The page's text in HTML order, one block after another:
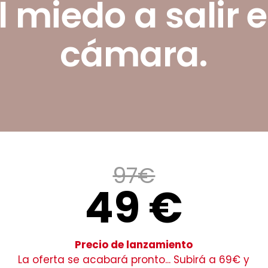
miedo a salir
cámara.
97€
49 €
Precio de lanzamiento
La oferta se acabará pronto... Subirá a 69€ y